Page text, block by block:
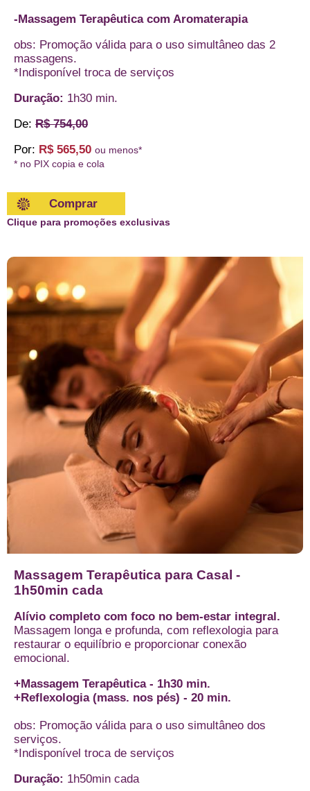
-Massagem Terapêutica com Aromaterapia
obs: Promoção válida para o uso simultâneo das 2
massagens.
*Indisponível troca de serviços
Duração: 1h30 min.
De: R$ 754,00
Por: R$ 565,50 ou menos*
* no PIX copia e cola
Comprar
Clique para promoções exclusivas
Massagem Terapêutica para Casal -
1h50min cada
Alívio completo com foco no bem-estar integral.
Massagem longa e profunda, com reflexologia para
restaurar o equilíbrio e proporcionar conexão
emocional.
+Massagem Terapêutica - 1h30 min.
+Reflexologia (mass. nos pés) - 20 min.
obs: Promoção válida para o uso simultâneo dos
serviços.
*Indisponível troca de serviços
Duração: 1h50min cada